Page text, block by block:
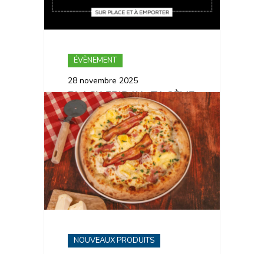
ÉVÈNEMENT
28 novembre 2025
BLACK FRIDAY : TA 2ÈME
PIZZA À 5€ !
NOUVEAUX PRODUITS